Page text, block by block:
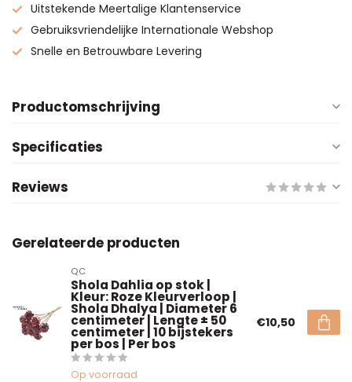
Uitstekende Meertalige Klantenservice
Gebruiksvriendelijke Internationale Webshop
Snelle en Betrouwbare Levering
Productomschrijving
Specificaties
Reviews
Gerelateerde producten
QC
Shola Dahlia op stok |
Kleur: Roze Kleurverloop |
Shola Dhalya | Diameter 6
centimeter | Lengte ± 50
centimeter | 10 bijstekers
per bos | Per bos
Op voorraad
€10,50